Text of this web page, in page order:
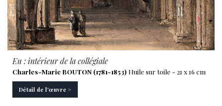
Eu : intérieur de la collégiale
Charles-Marie BOUTON (1781-1853) Huile sur toile - 21 x 16 cm
Détail de l'œuvre >